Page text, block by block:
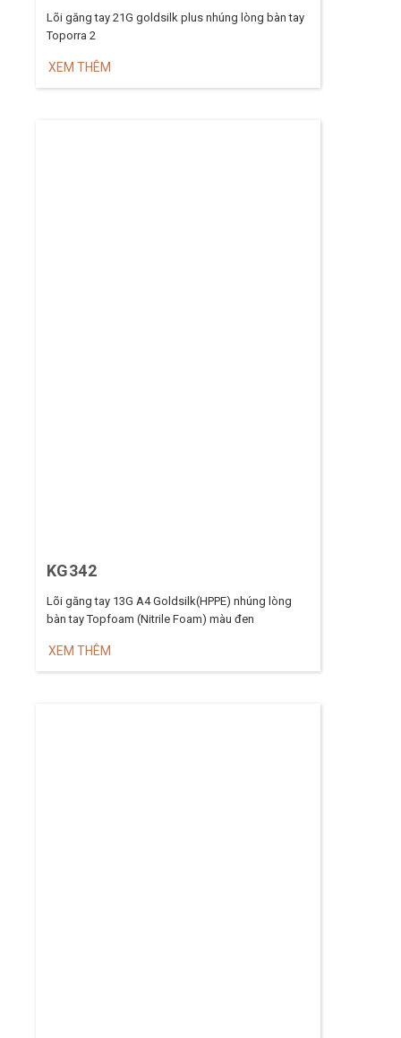
Lõi găng tay 21G goldsilk plus nhúng lòng bàn tay
Toporra 2
XEM THÊM
KG342
Lõi găng tay 13G A4 Goldsilk(HPPE) nhúng lòng
bàn tay Topfoam (Nitrile Foam) màu đen
XEM THÊM